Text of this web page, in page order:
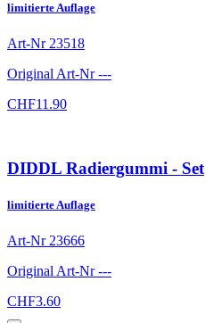
limitierte Auflage
Art-Nr 23518
Original Art-Nr---
CHF11.90
DIDDL Radiergummi - Set
limitierte Auflage
Art-Nr 23666
Original Art-Nr---
CHF3.60